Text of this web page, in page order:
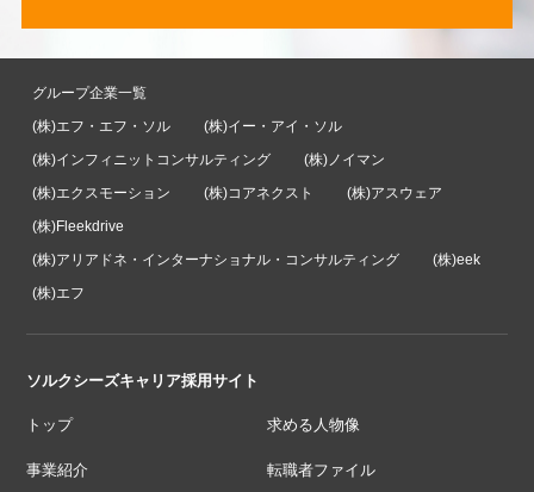
グループ企業一覧
(株)エフ・エフ・ソル
(株)イー・アイ・ソル
(株)インフィニットコンサルティング
(株)ノイマン
(株)エクスモーション
(株)コアネクスト
(株)アスウェア
(株)Fleekdrive
(株)アリアドネ・インターナショナル・コンサルティング
(株)eek
(株)エフ
ソルクシーズキャリア採用サイト
トップ 求める人物像
事業紹介 転職者ファイル